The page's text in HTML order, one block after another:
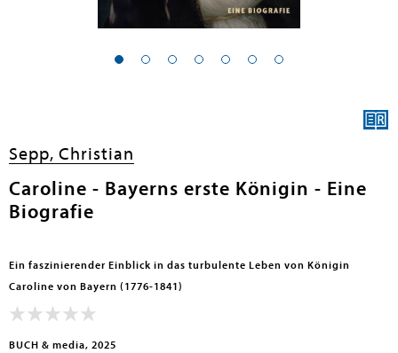
submenu
submenu
Sepp, Christian
Caroline - Bayerns erste Königin - Eine
Biografie
Ein faszinierender Einblick in das turbulente Leben von Königin
Caroline von Bayern (1776-1841)
BUCH & media, 2025